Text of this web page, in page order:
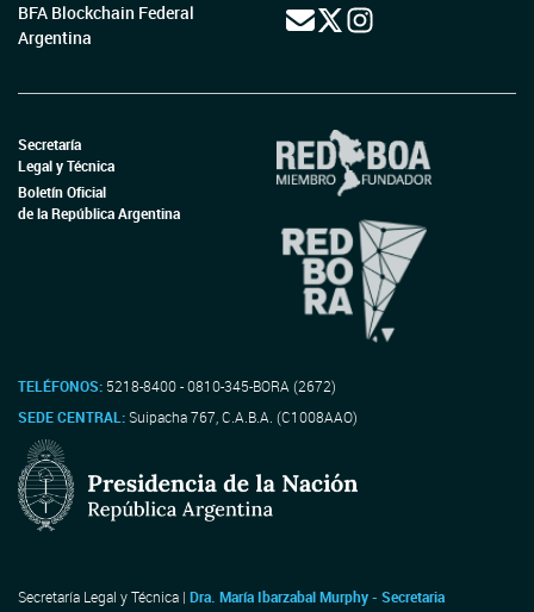
BFA Blockchain Federal
Argentina
Secretaría
Legal y Técnica
Boletín Oficial
de la República Argentina
TELÉFONOS: 5218-8400 - 0810-345-BORA (2672)
SEDE CENTRAL:Suipacha 767, C.A.B.A. (C1008AAO)
Secretaría Legal y Técnica | Dra. María Ibarzabal Murphy - Secretaria